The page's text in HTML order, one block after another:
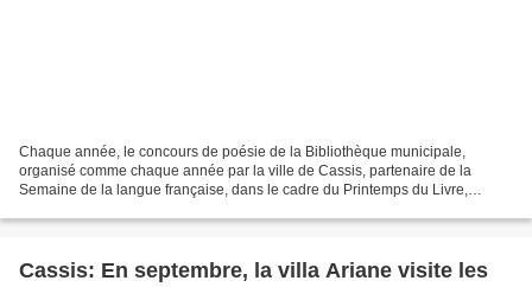
Chaque année, le concours de poésie de la Bibliothèque municipale,
organisé comme chaque année par la ville de Cassis, partenaire de la
Semaine de la langue française, dans le cadre du Printemps du Livre,
Cassis: En septembre, la villa Ariane visite les